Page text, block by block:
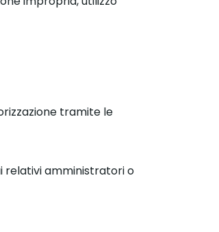
tramite le
relativi amministratori o